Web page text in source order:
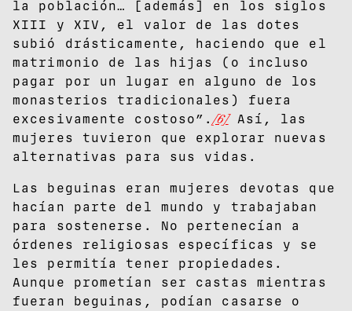
la población… [además] en los siglos
XIII y XIV, el valor de las dotes
subió drásticamente, haciendo que el
matrimonio de las hijas (o incluso
pagar por un lugar en alguno de los
monasterios tradicionales) fuera
excesivamente costoso”.[6]Así, las
mujeres tuvieron que explorar nuevas
alternativas para sus vidas.
Las beguinas eran mujeres devotas que
hacían parte del mundo y trabajaban
para sostenerse. No pertenecían a
órdenes religiosas específicas y se
les permitía tener propiedades.
Aunque prometían ser castas mientras
fueran beguinas, podían casarse o